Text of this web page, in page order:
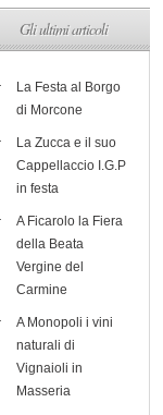
Gli ultimi articoli
La Festa al Borgo
di Morcone
La Zucca e il suo
Cappellaccio I.G.P
in festa
A Ficarolo la Fiera
della Beata
Vergine del
Carmine
A Monopoli i vini
naturali di
Vignaioli in
Masseria